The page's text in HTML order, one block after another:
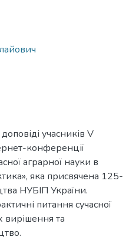
учасників V
конференції
аграрної науки в
яка присвячена 125-
НУБІП України.
питання сучасної
вирішення та